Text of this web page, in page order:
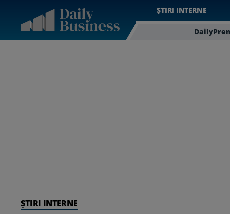
ȘTIRI INTERNE
ȘTIRI INTERNE